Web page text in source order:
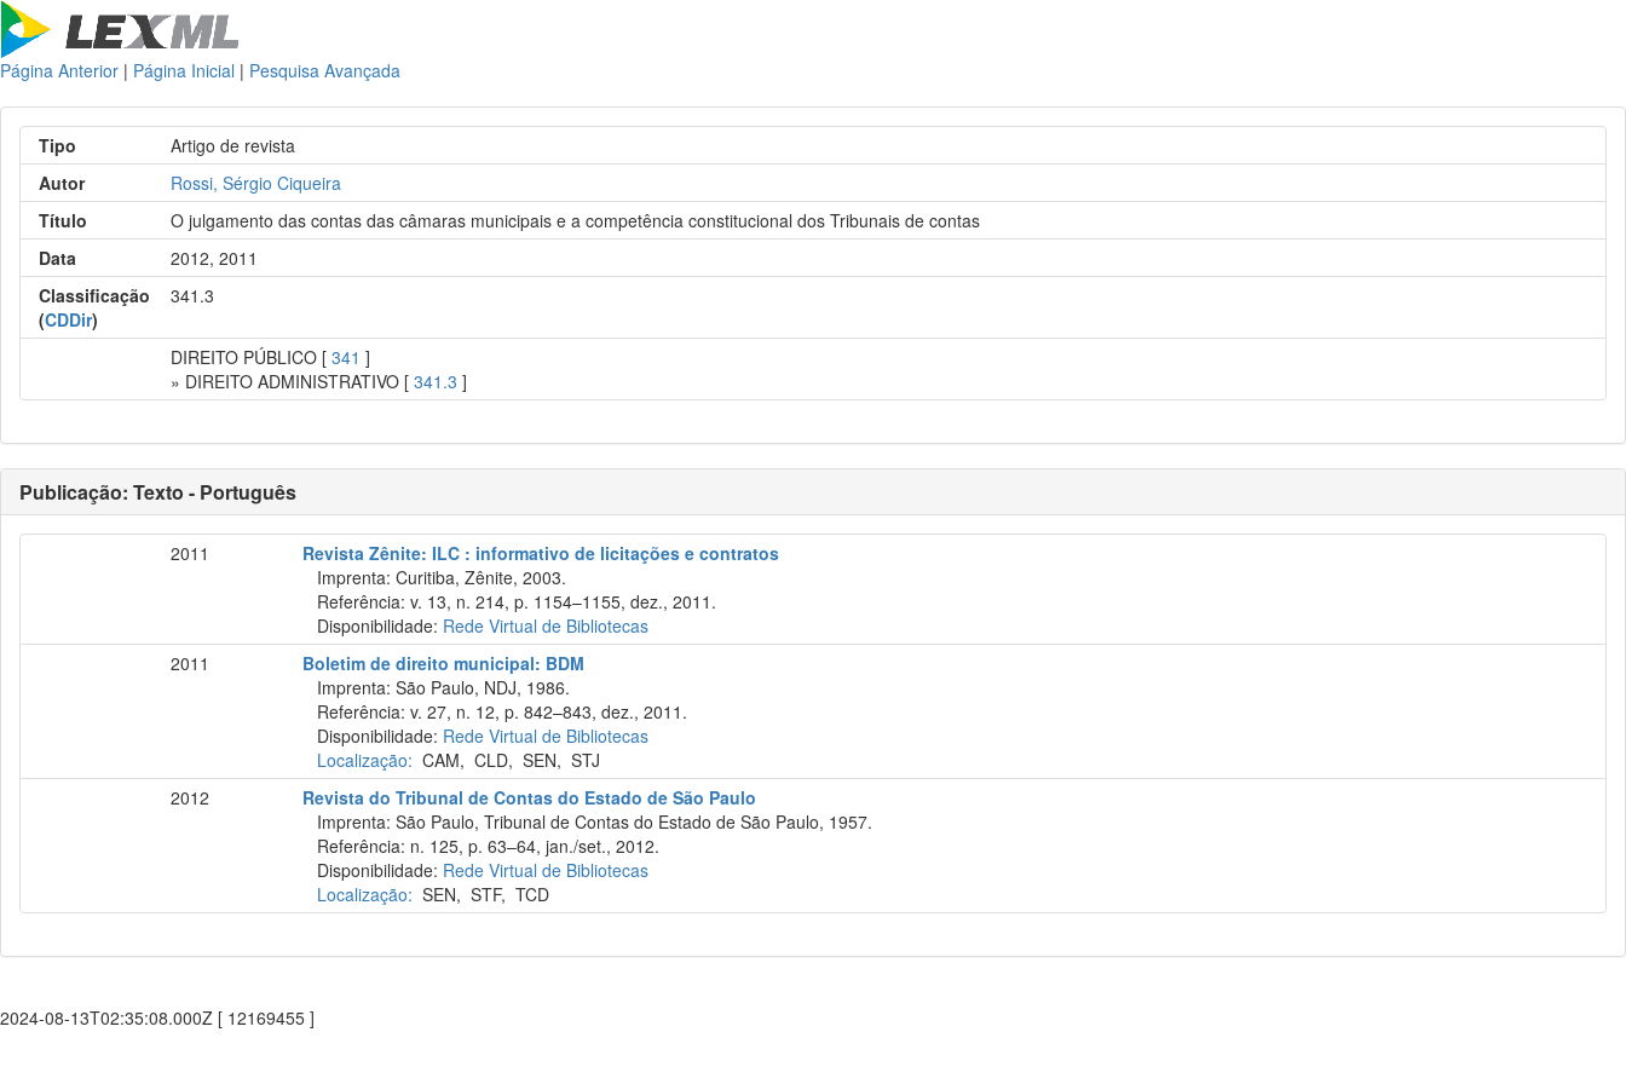
Página Anterior | Página Inicial | Pesquisa Avançada
Tipo
Artigo de revista
Autor
Rossi, Sérgio Ciqueira
Título
O julgamento das contas das câmaras municipais e a competência constitucional dos Tribunais de contas
Data
2012, 2011
Classificação
(CDDir)
341.3
DIREITO PÚBLICO [341 ]
» DIREITO ADMINISTRATIVO [341.3 ]
Publicação: Texto - Português
2011
Revista Zênite: ILC : informativo de licitações e contratos
Imprenta: Curitiba, Zênite, 2003.
Referência: v. 13, n. 214, p. 1154–1155, dez., 2011.
Disponibilidade: Rede Virtual de Bibliotecas
2011
Boletim de direito municipal: BDM
Imprenta: São Paulo, NDJ, 1986.
Referência: v. 27, n. 12, p. 842–843, dez., 2011.
Disponibilidade: Rede Virtual de Bibliotecas
Localização: CAM,CLD,SEN,STJ
2012
Revista do Tribunal de Contas do Estado de São Paulo
Imprenta: São Paulo, Tribunal de Contas do Estado de São Paulo, 1957.
Referência: n. 125, p. 63–64, jan./set., 2012.
Disponibilidade: Rede Virtual de Bibliotecas
Localização: SEN,STF,TCD
2024-08-13T02:35:08.000Z [ 12169455 ]